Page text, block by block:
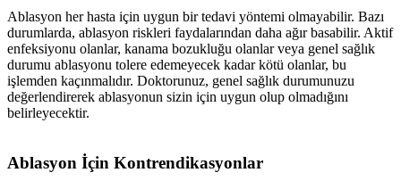
Ablasyon her hasta için uygun bir tedavi yöntemi olmayabilir. Bazı
durumlarda, ablasyon riskleri faydalarından daha ağır basabilir. Aktif
enfeksiyonu olanlar, kanama bozukluğu olanlar veya genel sağlık
durumu ablasyonu tolere edemeyecek kadar kötü olanlar, bu
işlemden kaçınmalıdır. Doktorunuz, genel sağlık durumunuzu
değerlendirerek ablasyonun sizin için uygun olup olmadığını
belirleyecektir.
Ablasyon İçin Kontrendikasyonlar